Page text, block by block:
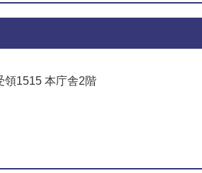
領1515 本庁舎2階